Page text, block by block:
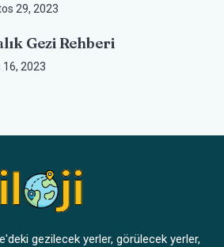
29, 2023
Gezi Rehberi
16, 2023
gezilecek yerler, görülecek yerler,